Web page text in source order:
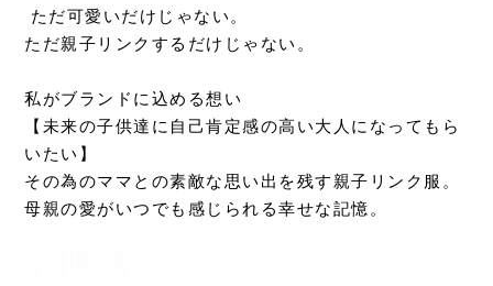
ただ可愛いだけじゃない。
ただ親子リンクするだけじゃない。
私がブランドに込める想い
【未来の子供達に自己肯定感の高い大人になってもら
いたい】
その為のママとの素敵な思い出を残す親子リンク服。
母親の愛がいつでも感じられる幸せな記憶。